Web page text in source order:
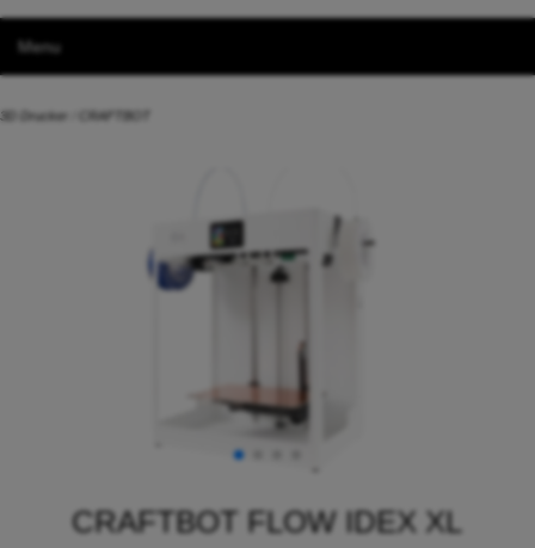
Menu
3D Drucker CRAFTBOT
CRAFTBOT FLOW IDEX XL